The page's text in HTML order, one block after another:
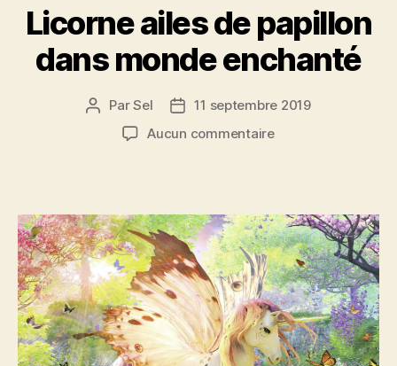
Licorne ailes de papillon
dans monde enchanté
Auteur
l’article
ParSel
Date11 septembre 2019
Aucun commentairesur
dans
monde
enchanté